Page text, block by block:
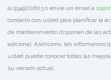
al 934920603 o envíe un email a
contacto con usted para planificar la
de mantenimiento disponen de las
adicional. Asimismo, les informamos
usted puede conocer todas las
su versión actual.